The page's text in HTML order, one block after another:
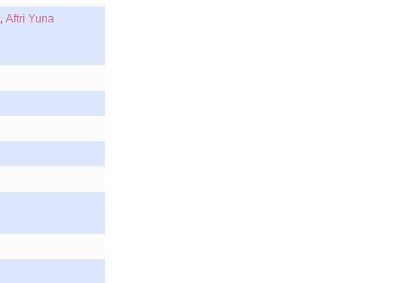
, Aftri Yuna